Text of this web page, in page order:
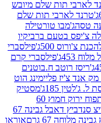
שלם מיובש
תות שלם
טורטילה
ברביקיו
פילסברי
פילסברי קרם
ח.בוטנים
הוט
מסטיק
מסטיק מנטוס תפוח ירוק חמוץ 60
ריצ סנדביץ דאבל גבינה 67
אוראו